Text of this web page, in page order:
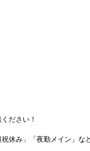
ださい！
休み」「夜勤メイン」な